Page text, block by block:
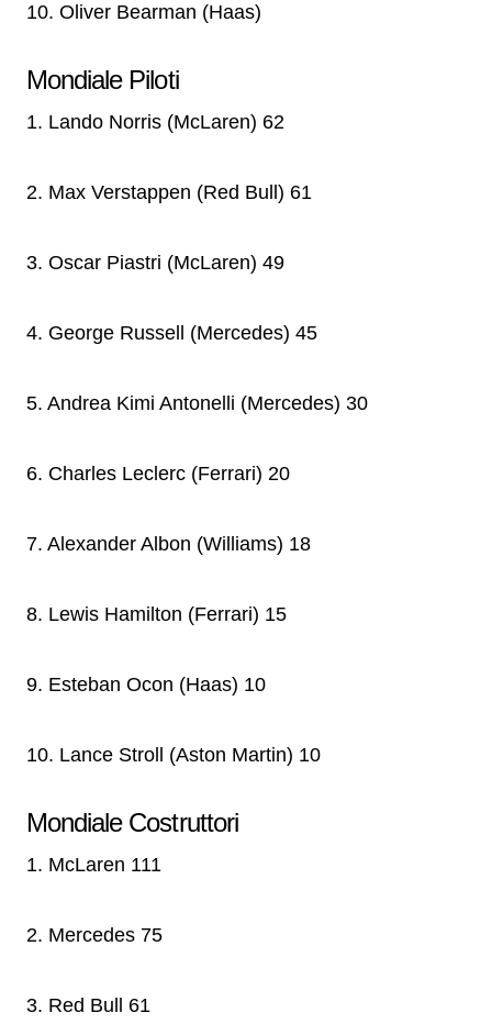
10. Oliver Bearman (Haas)
Mondiale Piloti
1. Lando Norris (McLaren) 62
2. Max Verstappen (Red Bull) 61
3. Oscar Piastri (McLaren) 49
4. George Russell (Mercedes) 45
5. Andrea Kimi Antonelli (Mercedes) 30
6. Charles Leclerc (Ferrari) 20
7. Alexander Albon (Williams) 18
8. Lewis Hamilton (Ferrari) 15
9. Esteban Ocon (Haas) 10
10. Lance Stroll (Aston Martin) 10
Mondiale Costruttori
1. McLaren 111
2. Mercedes 75
3. Red Bull 61